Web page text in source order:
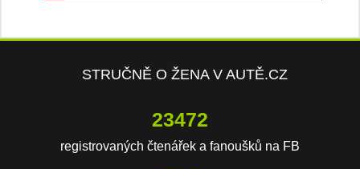
STRUČNĚ O ŽENA V AUTĚ.CZ
23472
registrovaných čtenářek a fanoušků na FB